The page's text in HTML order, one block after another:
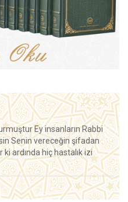
Ey insanların Rabbi
Senin vereceğin şifadan
ardında hiç hastalık izi